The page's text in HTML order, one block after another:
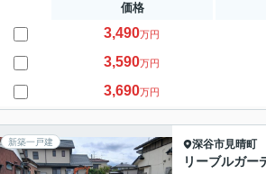
価格
3,490万円
3,590万円
3,690万円
新築一戸建 深谷市見晴町
リーブルガ